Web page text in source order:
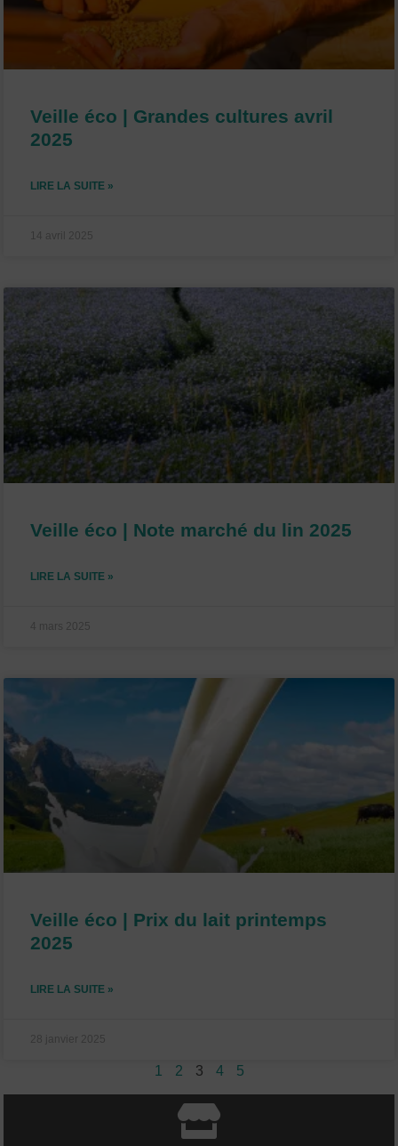
Veille éco | Grandes cultures avril
2025
LIRE LA SUITE »
14 avril 2025
Veille éco | Note marché du lin 2025
LIRE LA SUITE »
4 mars 2025
Veille éco | Prix du lait printemps
2025
LIRE LA SUITE »
28 janvier 2025
1 2 3 4 5